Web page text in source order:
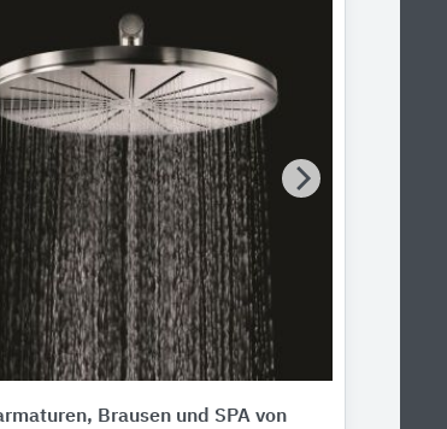
Brausen und SPA von